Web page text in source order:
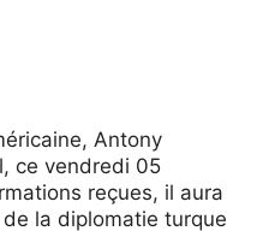
Antony
ce vendredi 05
reçues, il aura
la diplomatie turque